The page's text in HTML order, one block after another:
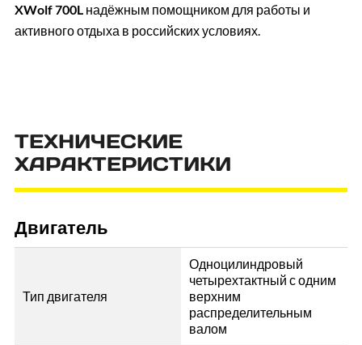
XWolf 700Lнадёжным помощником для работы и
активного отдыха в российских условиях.
ТЕХНИЧЕСКИЕ
ХАРАКТЕРИСТИКИ
Двигатель
Тип двигателя
Одноцилиндровый
четырехтактный с одним
верхним
распределительным
валом